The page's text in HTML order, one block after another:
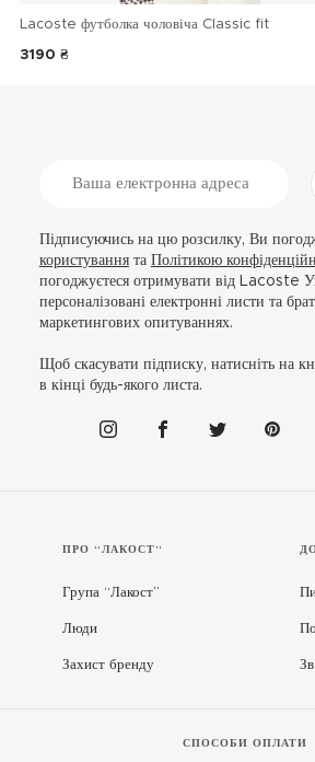
Lacoste футболка чоловіча Classic fit
3190 ₴
Підписуючись на цю розсилку, Ви
користуваннята Політикою
погоджуєтеся отримувати від Lacoste
персоналізовані електронні листи та
маркетингових опитуваннях.
Щоб скасувати підписку, натисніть на
в кінці будь-якого листа.
ПРО “ЛАКОСТ”
Група “Лакост”
Люди
Захист бренду
СПОСОБИ ОПЛАТИ